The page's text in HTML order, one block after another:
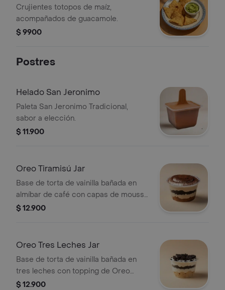
Crujientes totopos de maíz,
acompañados de guacamole.
$ 9900
Postres
Helado San Jeronimo
Paleta San Jeronimo Tradicional,
sabor a elección.
$ 11.900
Oreo Tiramisú Jar
Base de torta de vainilla bañada en
almíbar de café con capas de mousse
de tiramisú y Oreo.
$ 12.900
Oreo Tres Leches Jar
Base de torta de vainilla bañada en
tres leches con topping de Oreo
triturada.
$ 12.900